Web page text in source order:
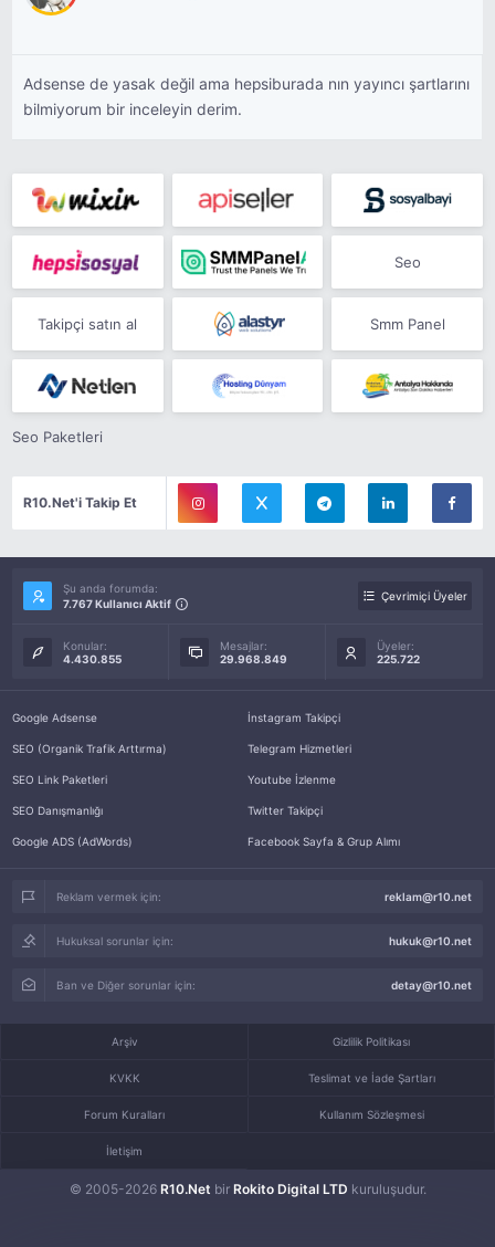
Adsense de yasak değil ama hepsiburada nın yayıncı şartlarını
bilmiyorum bir inceleyin derim.
Seo
Takipçi satın al Smm Panel
Seo Paketleri
R10.Net'i Takip Et
Şu anda forumda:
7.767 Kullanıcı Aktif
Çevrimiçi Üyeler
Konular:
4.430.855
Mesajlar:
29.968.849
Üyeler:
225.722
Google Adsense
SEO (Organik Trafik Arttırma)
SEO Link Paketleri
SEO Danışmanlığı
Google ADS (AdWords)
İnstagram Takipçi
Telegram Hizmetleri
Youtube İzlenme
Twitter Takipçi
Facebook Sayfa & Grup Alımı
Reklam vermek için: reklam@r10.net
Hukuksal sorunlar için: hukuk@r10.net
Ban ve Diğer sorunlar için: detay@r10.net
© 2005-2026 R10.Net bir Rokito Digital LTD kuruluşudur.
Arşiv Gizlilik Politikası
KVKK Teslimat ve İade Şartları
Forum Kuralları Kullanım Sözleşmesi
İletişim